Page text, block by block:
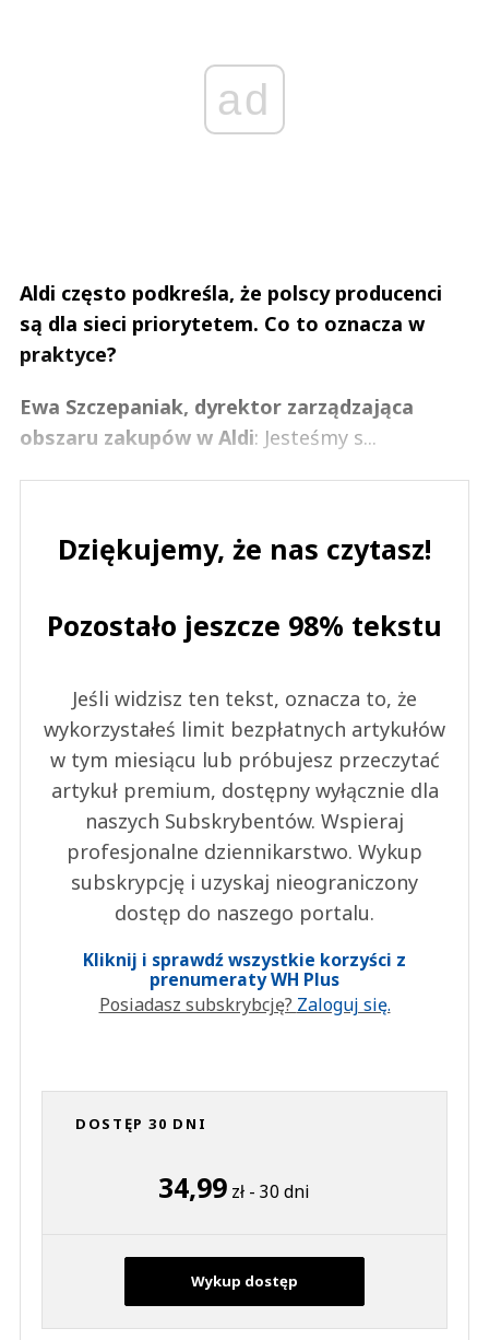
ad
Aldi często podkreśla, że polscy producenci
są dla sieci priorytetem. Co to oznacza w
praktyce?
Ewa Szczepaniak, dyrektor zarządzająca
obszaru zakupów w Aldi: Jesteśmy s...
Dziękujemy, że nas czytasz!
Pozostało jeszcze 98% tekstu
Jeśli widzisz ten tekst, oznacza to, że
wykorzystałeś limit bezpłatnych artykułów
w tym miesiącu lub próbujesz przeczytać
artykuł premium, dostępny wyłącznie dla
naszych Subskrybentów. Wspieraj
profesjonalne dziennikarstwo. Wykup
subskrypcję i uzyskaj nieograniczony
dostęp do naszego portalu.
Kliknij i sprawdź wszystkie korzyści z
prenumeraty WH Plus
Posiadasz subskrybcję? Zaloguj się.
DOSTĘP 30 DNI
34,99 zł - 30 dni
Wykup dostęp